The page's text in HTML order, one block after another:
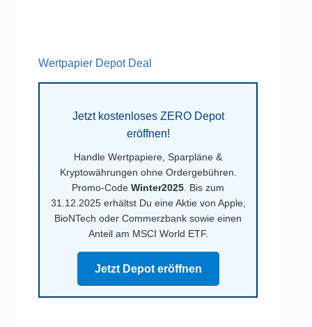
Wertpapier Depot Deal
Jetzt kostenloses ZERO Depot
eröffnen!
Handle Wertpapiere, Sparpläne &
Kryptowährungen ohne Ordergebühren.
Promo-CodeWinter2025 . Bis zum
31.12.2025 erhältst Du eine Aktie von Apple,
BioNTech oder Commerzbank sowie einen
Anteil am MSCI World ETF.
Jetzt Depot eröffnen